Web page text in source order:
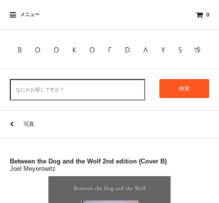
メニュー 0
検索
写真
Between the Dog and the Wolf 2nd edition (Cover B)
Joel Meyerowitz